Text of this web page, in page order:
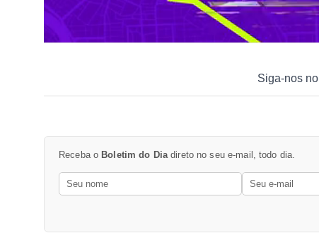
Siga-nos no
Receba o Boletim do Diadireto no seu e-mail, todo dia.